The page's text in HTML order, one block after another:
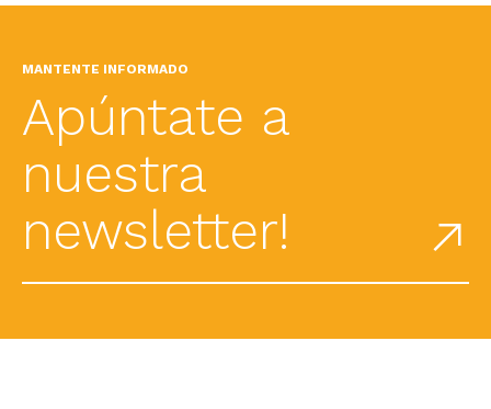
MANTENTE INFORMADO
Apúntate a
nuestra
newsletter!